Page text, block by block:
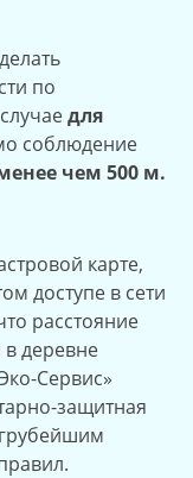
по
для
соблюдение
чем 500 м.
карте,
доступе в сети
расстояние
деревне
Сервис»
защитная